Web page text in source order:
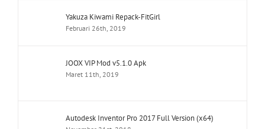
Yakuza Kiwami Repack-FitGirl
Februari 26th, 2019
JOOX VIP Mod v5.1.0 Apk
Maret 11th, 2019
Autodesk Inventor Pro 2017 Full Version (x64)